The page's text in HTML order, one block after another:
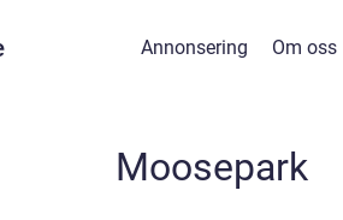
Annonsering Om oss
Moosepark